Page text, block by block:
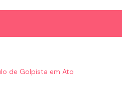
de Golpista em Ato